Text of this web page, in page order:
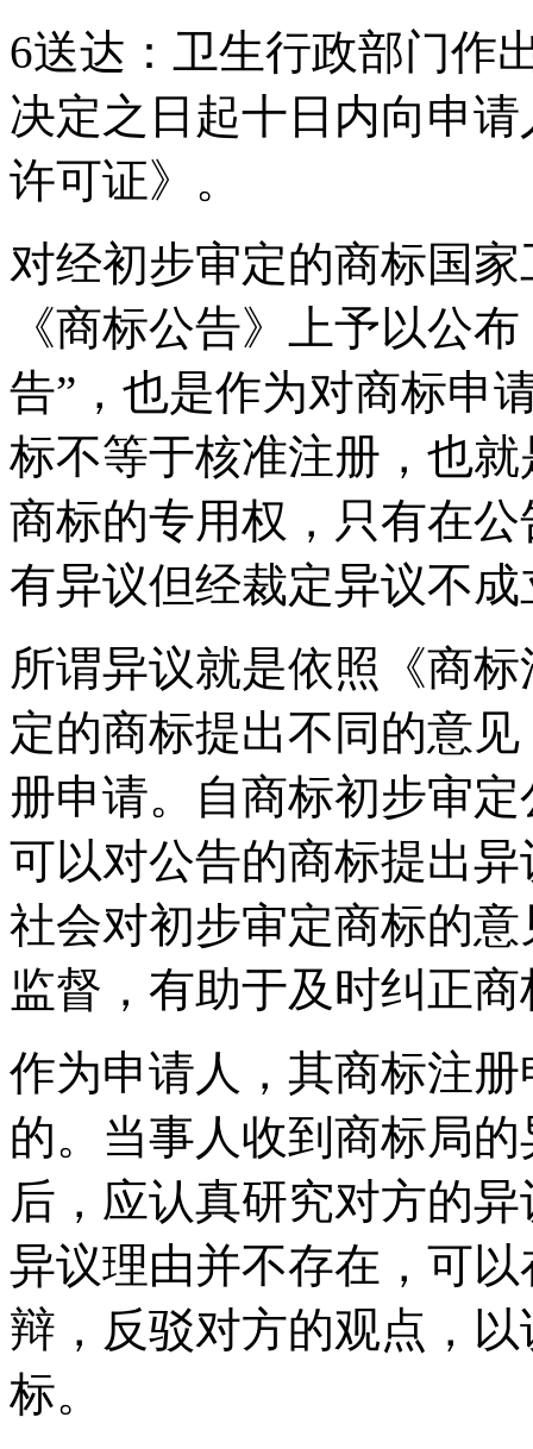
6送达：卫生行政部门作
决定之日起十日内向申
许可证》。
对经初步审定的商标国
《商标公告》上予以公
告”，也是作为对商标申
标不等于核准注册，也
商标的专用权，只有在
有异议但经裁定异议不
所谓异议就是依照《商
定的商标提出不同的意
册申请。自商标初步审
可以对公告的商标提出
社会对初步审定商标的
监督，有助于及时纠正
作为申请人，其商标注
的。当事人收到商标局
后，应认真研究对方的
异议理由并不存在，可
辩，反驳对方的观点，
标。